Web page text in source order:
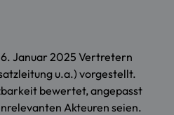
Januar 2025 Vertretern
u.a.) vorgestellt.
bewertet, angepasst
Akteuren seien.